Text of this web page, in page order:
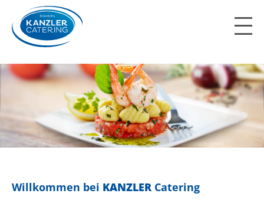
content
Willkommen bei KANZLERCatering